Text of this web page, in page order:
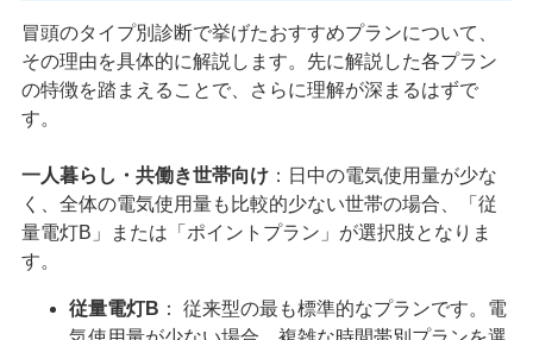
冒頭のタイプ別診断で挙げたおすすめプランについて、
その理由を具体的に解説します。先に解説した各プラン
の特徴を踏まえることで、さらに理解が深まるはずで
す。
一人暮らし・共働き世帯向け：日中の電気使用量が少な
く、全体の電気使用量も比較的少ない世帯の場合、「従
量電灯B」または「ポイントプラン」が選択肢となりま
す。
従量電灯B ： 従来型の最も標準的なプランです。電